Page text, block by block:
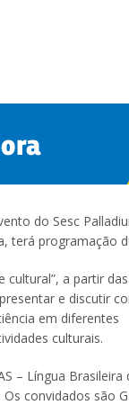
do Sesc
terá programação
cultural”, a partir das
e discutir
em diferentes
culturais.
– Língua Brasileira
convidados são